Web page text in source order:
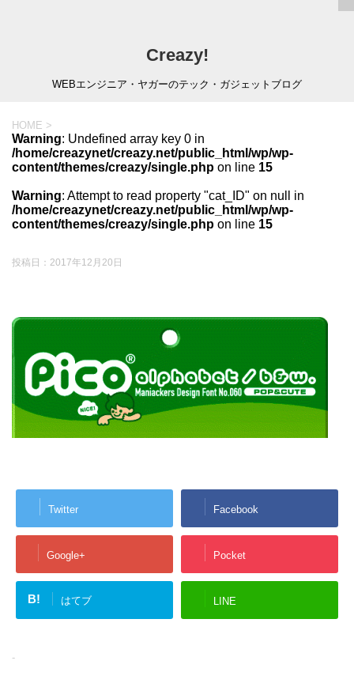
Creazy!
WEBエンジニア・ヤガーのテック・ガジェットブログ
HOME >
Warning: Undefined array key 0 in
/home/creazynet/creazy.net/public_html/wp/wp-
content/themes/creazy/single.php on line 15
Warning: Attempt to read property "cat_ID" on null in
/home/creazynet/creazy.net/public_html/wp/wp-
content/themes/creazy/single.php on line 15
投稿日： 2017年12月20日
Twitter Facebook
Google+ Pocket
B! はてブ LINE
-